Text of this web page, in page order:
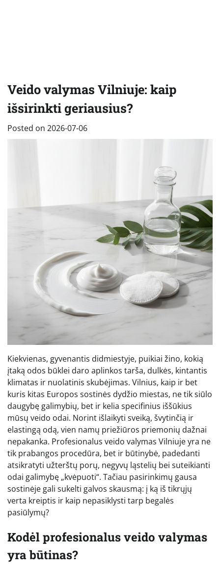
Veido valymas Vilniuje: kaip
išsirinkti geriausius?
Posted on 2026-07-06
Kiekvienas, gyvenantis didmiestyje, puikiai žino, kokią
įtaką odos būklei daro aplinkos tarša, dulkės, kintantis
klimatas ir nuolatinis skubėjimas. Vilnius, kaip ir bet
kuris kitas Europos sostinės dydžio miestas, ne tik siūlo
daugybę galimybių, bet ir kelia specifinius iššūkius
mūsų veido odai. Norint išlaikyti sveiką, švytinčią ir
elastingą odą, vien namų priežiūros priemonių dažnai
nepakanka. Profesionalus veido valymas Vilniuje yra ne
tik prabangos procedūra, bet ir būtinybė, padedanti
atsikratyti užterštų porų, negyvų ląstelių bei suteikianti
odai galimybę „kvėpuoti“. Tačiau pasirinkimų gausa
sostinėje gali sukelti galvos skausmą: į ką iš tikrųjų
verta kreiptis ir kaip nepasiklysti tarp begalės
pasiūlymų?
Kodėl profesionalus veido valymas
yra būtinas?